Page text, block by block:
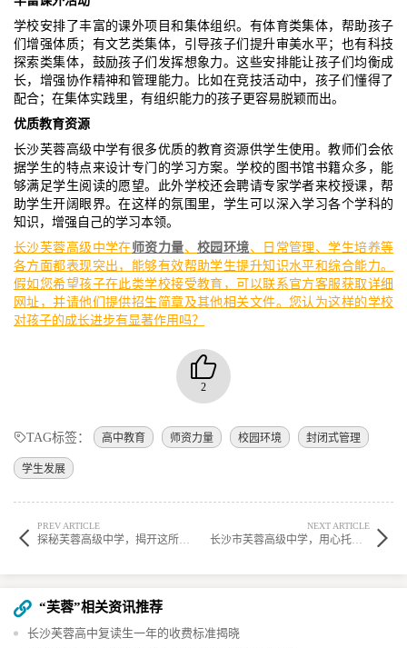
学校安排了丰富的课外项目和集体组织。有体育类集体，帮助孩子
们增强体质；有文艺类集体，引导孩子们提升审美水平；也有科技
探索类集体，鼓励孩子们发挥想象力。这些安排能让孩子们均衡成
长，增强协作精神和管理能力。比如在竞技活动中，孩子们懂得了
配合；在集体实践里，有组织能力的孩子更容易脱颖而出。
优质教育资源
长沙芙蓉高级中学有很多优质的教育资源供学生使用。教师们会依
据学生的特点来设计专门的学习方案。学校的图书馆书籍众多，能
够满足学生阅读的愿望。此外学校还会聘请专家学者来校授课，帮
助学生开阔眼界。在这样的氛围里，学生可以深入学习各个学科的
知识，增强自己的学习本领。
长沙芙蓉高级中学在师资力量、校园环境、日常管理、学生培养等
各方面都表现突出，能够有效帮助学生提升知识水平和综合能力。
假如您希望孩子在此类学校接受教育，可以联系官方客服获取详细
网址，并请他们提供招生简章及其他相关文件。您认为这样的学校
对孩子的成长进步有显著作用吗？
2
TAG标签： 高中教育 师资力量 校园环境 封闭式管理
学生发展
PREV ARTICLE
探秘芙蓉高级中学，揭开这所学校的神秘面纱？
NEXT ARTICLE
长沙市芙蓉高级中学，用心托起学子灿烂梦想
“芙蓉”相关资讯推荐
长沙芙蓉高中复读生一年的收费标准揭晓